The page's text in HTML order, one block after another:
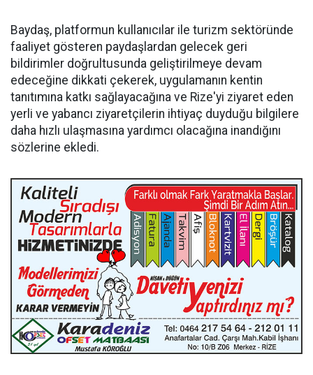
Baydaş, platformun kullanıcılar ile turizm sektöründe
faaliyet gösteren paydaşlardan gelecek geri
bildirimler doğrultusunda geliştirilmeye devam
edeceğine dikkati çekerek, uygulamanın kentin
tanıtımına katkı sağlayacağına ve Rize'yi ziyaret eden
yerli ve yabancı ziyaretçilerin ihtiyaç duyduğu bilgilere
daha hızlı ulaşmasına yardımcı olacağına inandığını
sözlerine ekledi.